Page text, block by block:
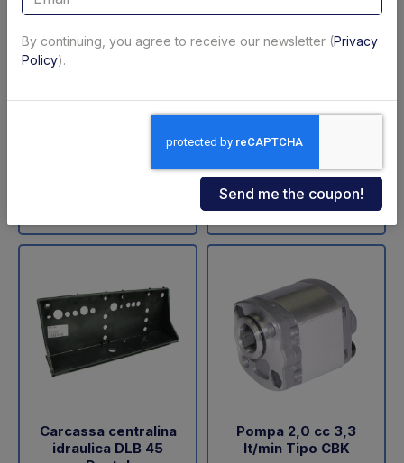
Cilindro di
brandeggio Zepro
ZNU-75-110 (SA)
Code: 11711Z
+VAT
Parapolvere tubolare
x cilindro
sollevamento DLB 47
Code: 18202L
€ 60,05
Available
Carcassa centralina
idraulica DLB 45
Pompa 2,0 cc 3,3
lt/min Tipo CBK
By continuing, you agree to receive our newsletter (Privacy
Policy).